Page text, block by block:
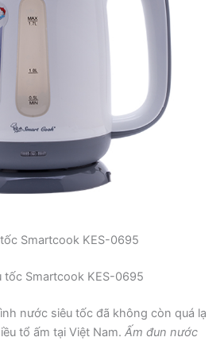
Smartcook KES-0695
tốc Smartcook KES-0695
nước siêu tốc đã không còn quá lạ
tổ ấm tại Việt Nam. Ấm đun nước